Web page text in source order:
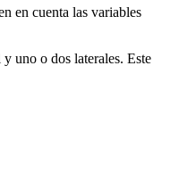
en cuenta las variables
uno o dos laterales. Este